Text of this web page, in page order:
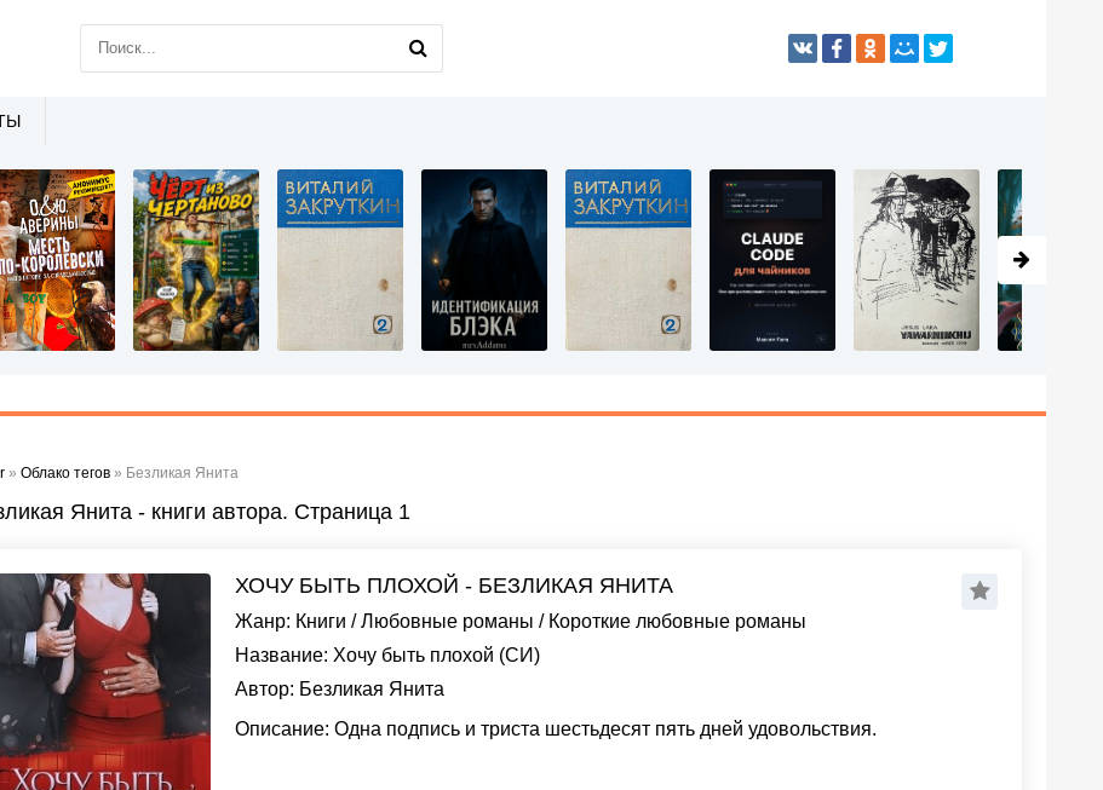
» Облако тегов » Безликая Янита
Янита - книги автора. Страница 1
ХОЧУ БЫТЬ ПЛОХОЙ - БЕЗЛИКАЯ ЯНИТА
Жанр: Книги /Любовные романы / Короткие любовные романы
Название: Хочу быть плохой (СИ)
Автор: Безликая Янита
Описание: Одна подпись и триста шестьдесят пять дней удовольствия.